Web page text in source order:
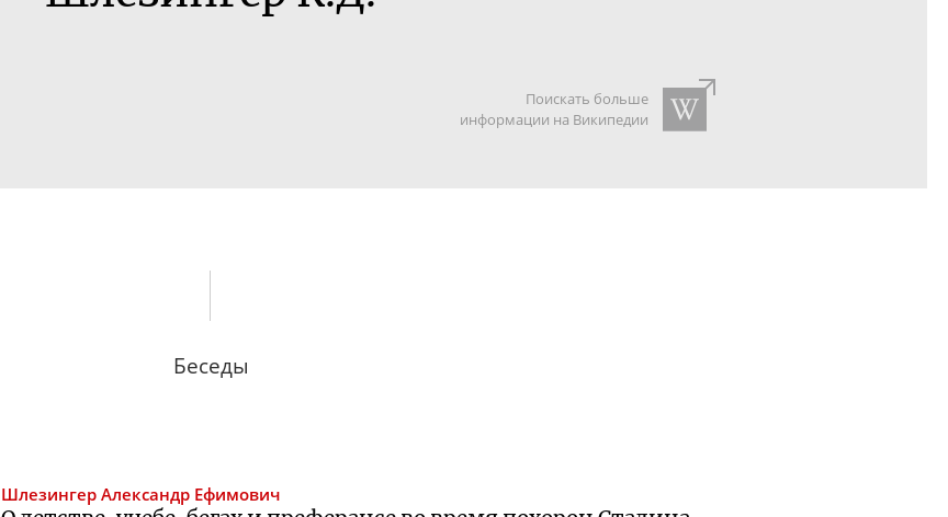
Поискать больше
информации на Википедии
Беседы
Шлезингер Александр Ефимович